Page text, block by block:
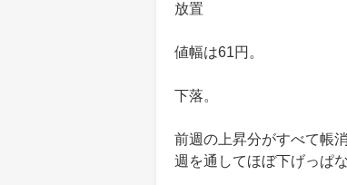
放置
値幅は61円。
下落。
前週の上昇分がすべて帳
週を通してほぼ下げっぱ